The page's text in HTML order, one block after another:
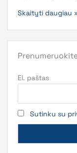
Skaityti daugiau
El. paštas
Sutinku su